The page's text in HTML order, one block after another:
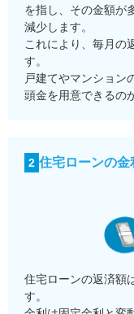
を指し、その金額が
減少します。
これにより、毎月の
す。
戸建てやマンション
頭金を用意できるの
2 住宅ローンの金
住宅ローンの返済額
す。